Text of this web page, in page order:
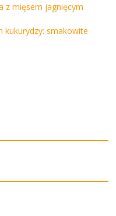
z mięsem jagnięcym
kukurydzy: smakowite